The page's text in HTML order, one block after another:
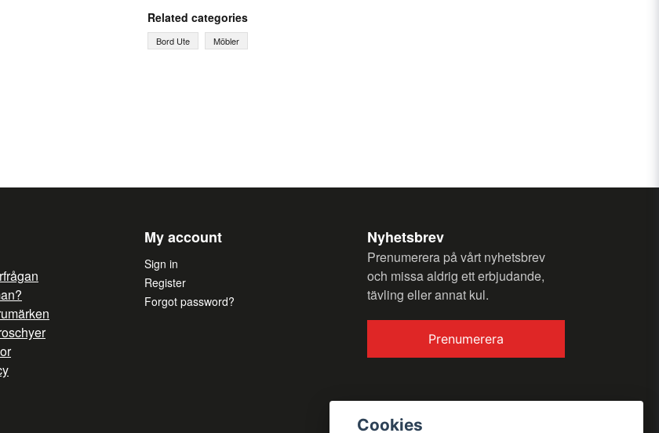
Material: Aluminium. Glasfiber
Vikt: 10,5 kg
The store replied
Ring upp oss på 037 - 777 90 90 så kan vi kolla.
Ask us something about this product...
Related categories
Bord Ute Möbler
My account
Sign in
Register
Forgot password?
Nyhetsbrev
Prenumerera på vårt nyhetsbrev
och missa aldrig ett erbjudande,
tävling eller annat kul.
Prenumerera
Cookies